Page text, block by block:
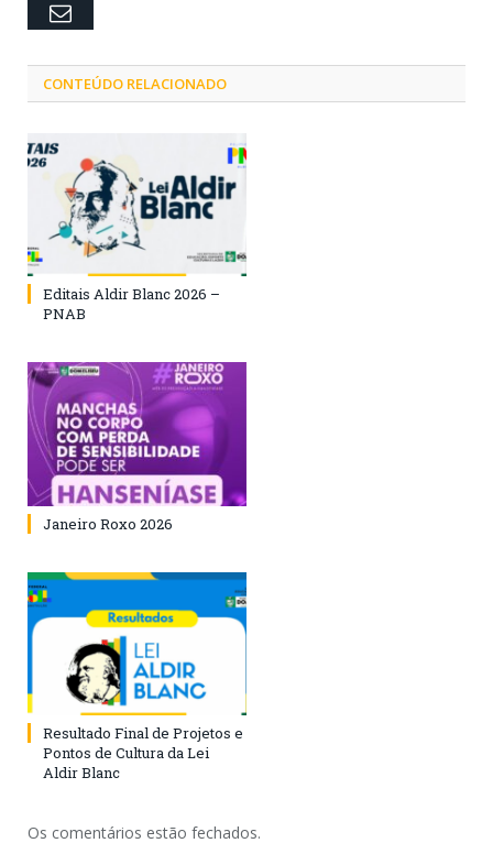
Email
CONTEÚDO RELACIONADO
Editais Aldir Blanc 2026 –
PNAB
Janeiro Roxo 2026
Resultado Final de Projetos e
Pontos de Cultura da Lei
Aldir Blanc
Os comentários estão fechados.